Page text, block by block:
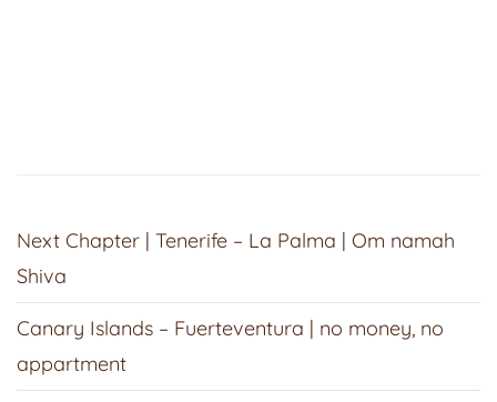
Next Chapter | Tenerife – La Palma | Om namah
Shiva
Canary Islands – Fuerteventura | no money, no
appartment